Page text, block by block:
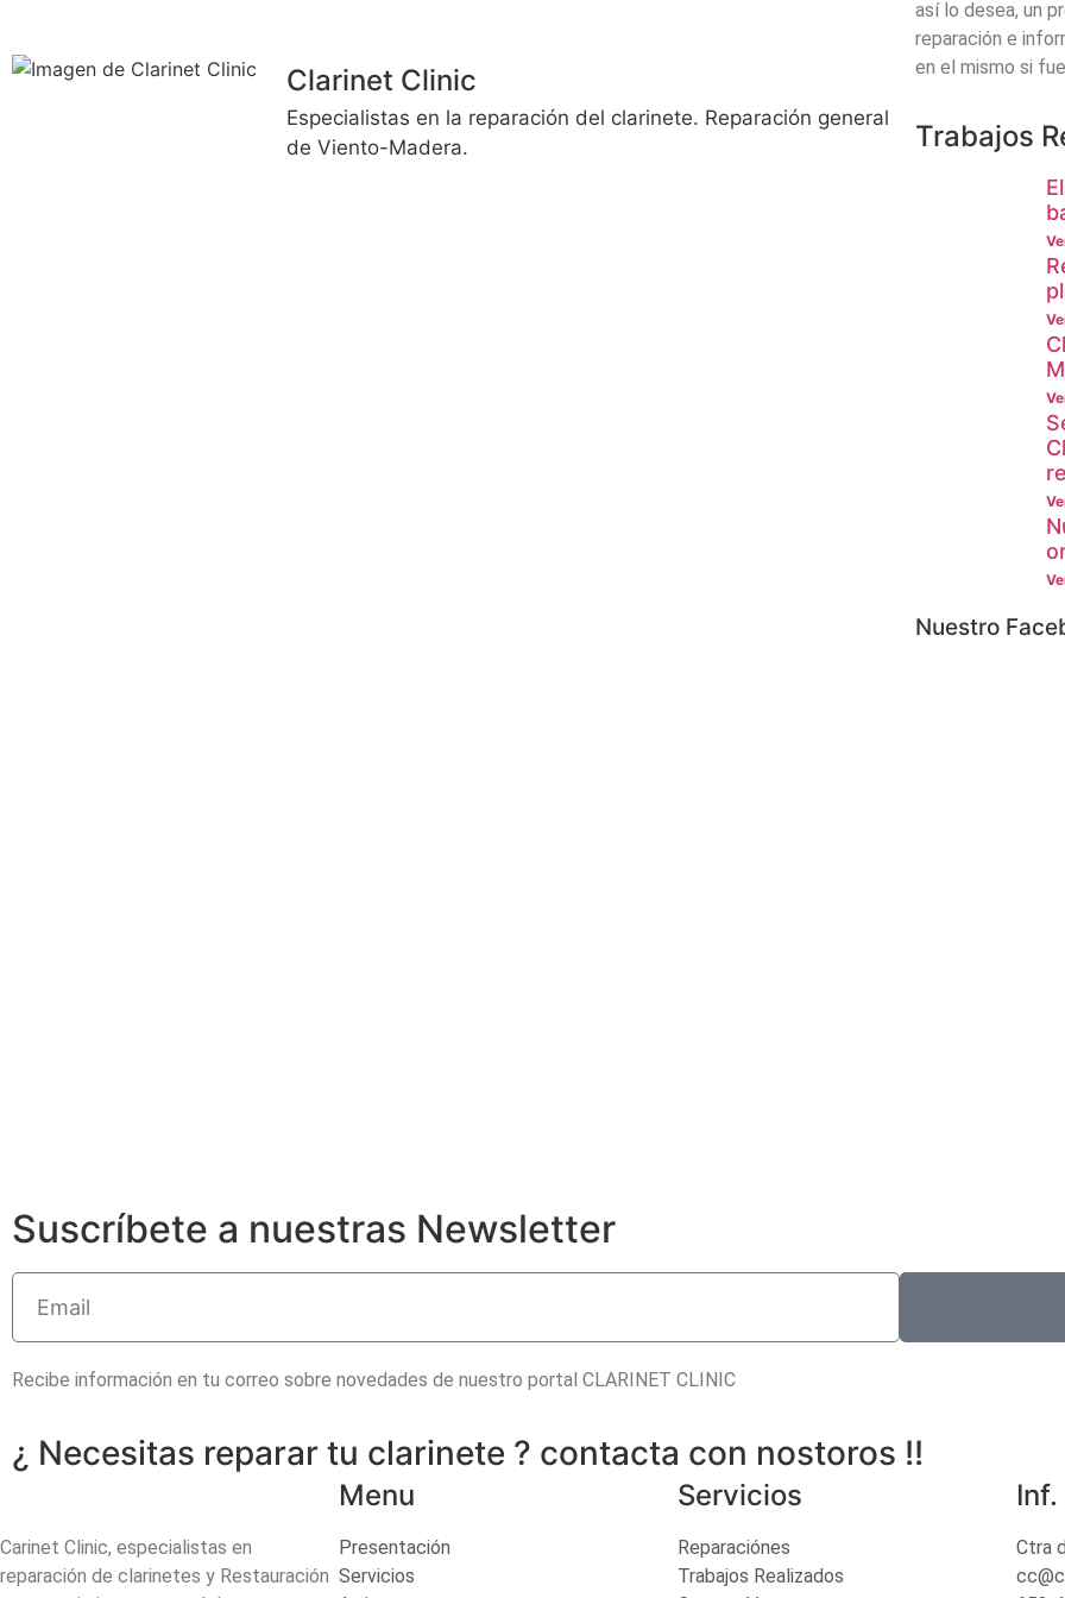
Clarinet Clinic
Especialistas en la reparación del clarinete. Reparación general
de Viento-Madera.
así lo desea, un
reparación e
en el mismo si
Trabajos
Nuestro
Suscríbete a nuestras Newsletter
Recibe información en tu correo sobre novedades de nuestro portal CLARINET CLINIC
¿ Necesitas reparar tu clarinete ? contacta con nostoros !!
Carinet Clinic, especialistas en
reparación de clarinetes y Restauración
Menu
Presentación
Servicios
Servicios
Reparaciónes
Trabajos Realizados
Ctra